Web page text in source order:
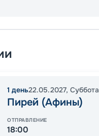
1 день22.05.2027, Суббота
Пирей (Афины)
ОТПРАВЛЕНИЕ
18:00